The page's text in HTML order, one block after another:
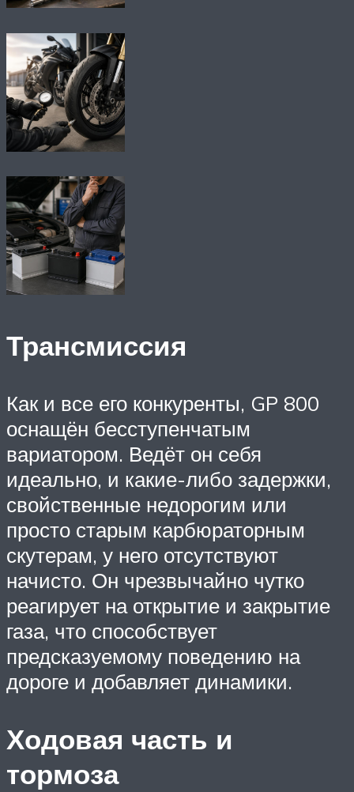
Трансмиссия
Как и все его конкуренты, GP 800
оснащён бесступенчатым
вариатором. Ведёт он себя
идеально, и какие-либо задержки,
свойственные недорогим или
просто старым карбюраторным
скутерам, у него отсутствуют
начисто. Он чрезвычайно чутко
реагирует на открытие и закрытие
газа, что способствует
предсказуемому поведению на
дороге и добавляет динамики.
Ходовая часть и
тормоза